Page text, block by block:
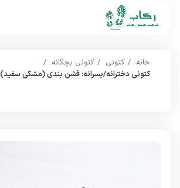
خانه کتونی
کتونی بچگانه
کتونی دخترانه/پسرانه: فشن بندی (مشکی سفید)